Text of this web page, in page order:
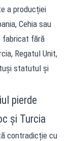
a producției
Cehia sau
fabricat fără
Regatul Unit,
statutul și
pierde
și Turcia
contradicție cu